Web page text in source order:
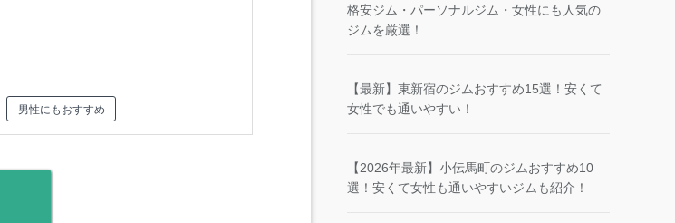
男性にもおすすめ
格安ジム・パーソナルジム・女性にも人気の
ジムを厳選！
【最新】東新宿のジムおすすめ15選！安くて
女性でも通いやすい！
【2026年最新】小伝馬町のジムおすすめ10
選！安くて女性も通いやすいジムも紹介！